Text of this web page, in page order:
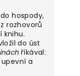
hospody,
rozhovorů
knihu.
do úst
říkával:
a